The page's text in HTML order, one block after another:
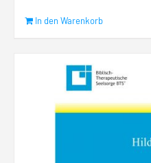
In den Warenkorb